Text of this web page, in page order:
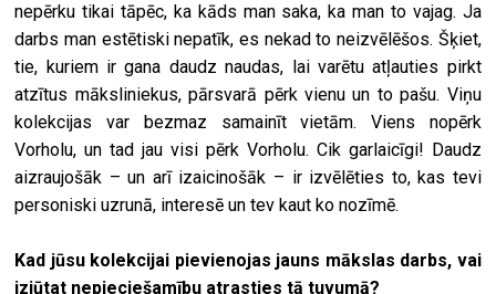
nepērku tikai tāpēc, ka kāds man saka, ka man to vajag. Ja
darbs man estētiski nepatīk, es nekad to neizvēlēšos. Šķiet,
tie, kuriem ir gana daudz naudas, lai varētu atļauties pirkt
atzītus māksliniekus, pārsvarā pērk vienu un to pašu. Viņu
kolekcijas var bezmaz samainīt vietām. Viens nopērk
Vorholu, un tad jau visi pērk Vorholu. Cik garlaicīgi! Daudz
aizraujošāk – un arī izaicinošāk – ir izvēlēties to, kas tevi
personiski uzrunā, interesē un tev kaut ko nozīmē.
Kad jūsu kolekcijai pievienojas jauns mākslas darbs, vai
izjūtat nepieciešamību atrasties tā tuvumā?